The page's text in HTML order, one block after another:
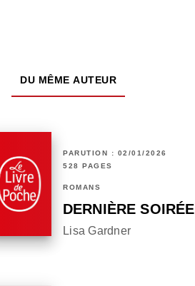
DU MÊME AUTEUR
PARUTION : 02/01/2026
528 PAGES
ROMANS
DERNIÈRE SOIRÉE
Lisa Gardner